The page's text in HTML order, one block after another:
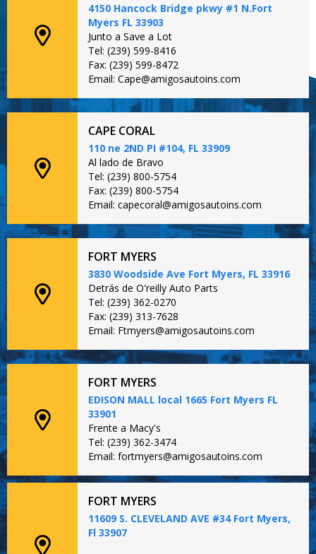
4150 Hancock Bridge pkwy #1 N.Fort
Myers FL 33903
Junto a Save a Lot
Tel: (239) 599-8416
Fax: (239) 599-8472
Email: Cape@amigosautoins.com
CAPE CORAL
110 ne 2ND PI #104, FL 33909
Al lado de Bravo
Tel: (239) 800-5754
Fax: (239) 800-5754
Email: capecoral@amigosautoins.com
FORT MYERS
3830 Woodside Ave Fort Myers, FL 33916
Detrás de O'reilly Auto Parts
Tel: (239) 362-0270
Fax: (239) 313-7628
Email: Ftmyers@amigosautoins.com
FORT MYERS
EDISON MALL local 1665 Fort Myers FL
33901
Frente a Macy's
Tel: (239) 362-3474
Email: fortmyers@amigosautoins.com
FORT MYERS
11609 S. CLEVELAND AVE #34 Fort Myers,
Fl 33907